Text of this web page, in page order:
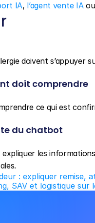
IA, l’agent vente IA ou
doivent
doit comprendre
ce qui est
du chatbot
les
: expliquer
SAV et logistique sur